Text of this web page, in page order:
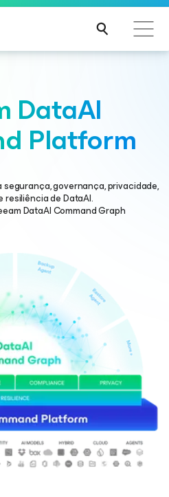
da CrowdStrike
DataAI
Platform
governança, privacidade,
de DataAI.
DataAI Command Graph